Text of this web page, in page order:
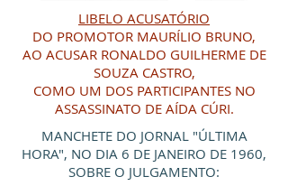
LIBELO ACUSATÓRIO
DO PROMOTOR MAURÍLIO BRUNO,
AO ACUSAR RONALDO GUILHERME DE
SOUZA CASTRO,
COMO UM DOS PARTICIPANTES NO
ASSASSINATO DE AÍDA CÚRI.
MANCHETE DO JORNAL "ÚLTIMA
HORA", NO DIA 6 DE JANEIRO DE 1960,
SOBRE O JULGAMENTO: